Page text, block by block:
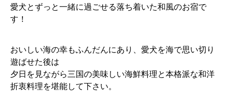
愛犬とずっと一緒に過ごせる落ち着いた和風のお宿で
す！
おいしい海の幸もふんだんにあり、愛犬を海で思い切り
遊ばせた後は
夕日を見ながら三国の美味しい海鮮料理と本格派な和洋
折衷料理を堪能して下さい。